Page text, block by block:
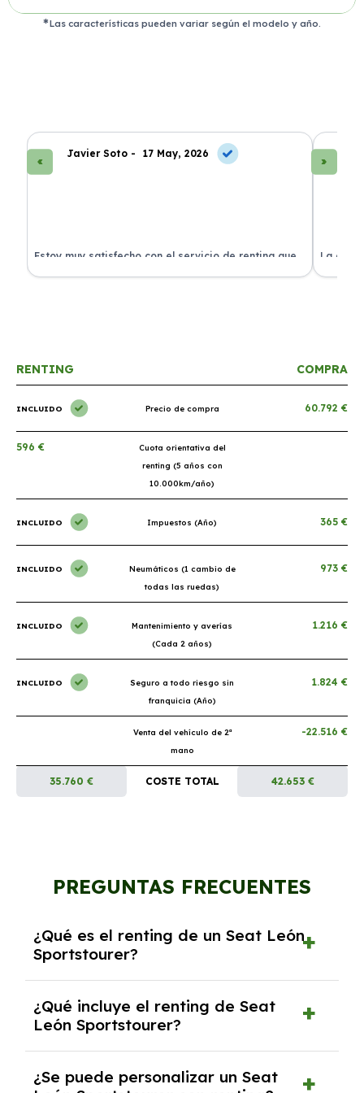
Las características pueden variar según el modelo y año.
Javier Soto - 17 May, 2026
Estoy muy satisfecho con el servicio de renting que
he contratado. ¡Todo incluido y sin complicaciones!
La
en
RENTING COMPRA
INCLUIDO Precio de compra 60.792 €
596 €
Cuota orientativa del
renting (5 años con
10.000km/año)
INCLUIDO Impuestos (Año) 365 €
INCLUIDO
Neumáticos (1 cambio de
todas las ruedas)
973 €
INCLUIDO
Mantenimiento y averías
(Cada 2 años)
1.216 €
INCLUIDO
Seguro a todo riesgo sin
franquicia (Año)
1.824 €
Venta del vehículo de 2ª
mano
-22.516 €
35.760 € COSTE TOTAL 42.653 €
PREGUNTAS FRECUENTES
¿Qué es el renting de un Seat León
Sportstourer?
contrato de alquiler a largo plazo en el que
pagas una cuota mensual fija por el uso del
coche durante un periodo determinado,
generalmente entre 2 y 5 años.
¿Qué incluye el renting de Seat
León Sportstourer?
seguro a todo riesgo, mantenimiento,
¿Se puede personalizar un Seat